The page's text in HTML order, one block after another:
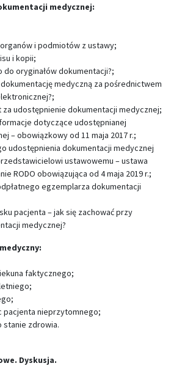
medycznej:
i podmiotów z ustawy;
i kopii;
do oryginałów dokumentacji?;
dokumentację medyczną za pośrednictwem
za udostępnienie dokumentacji medycznej;
dotyczące udostępnianej
– obowiązkowy od 11 maja 2017 r.;
udostępnienia dokumentacji medycznej
ustawowemu – ustawa
RODO obowiązująca od 4 maja 2019 r.;
egzemplarza dokumentacji
pacjenta – jak się zachować przy
medycznej?
faktycznego;
pacjenta nieprzytomnego;
stanie zdrowia.
Dyskusja.